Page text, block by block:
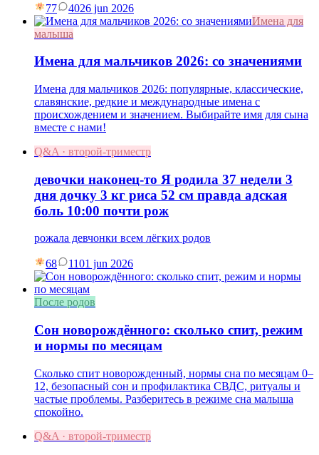
77 4026 jun 2026
Имена для
малыша
Имена для мальчиков 2026: со значениями
Имена для мальчиков 2026: популярные, классические,
славянские, редкие и международные имена с
происхождением и значением. Выбирайте имя для сына
вместе с нами!
Q&A · второй-триместр
девочки наконец-то Я родила 37 недели 3
дня дочку 3 кг риса 52 см правда адская
боль 10:00 почти рож
рожала девчонки всем лёгких родов
68 1101 jun 2026
После родов
Сон новорождённого: сколько спит, режим
и нормы по месяцам
Сколько спит новорожденный, нормы сна по месяцам 0–
12, безопасный сон и профилактика СВДС, ритуалы и
частые проблемы. Разберитесь в режиме сна малыша
спокойно.
Q&A · второй-триместр